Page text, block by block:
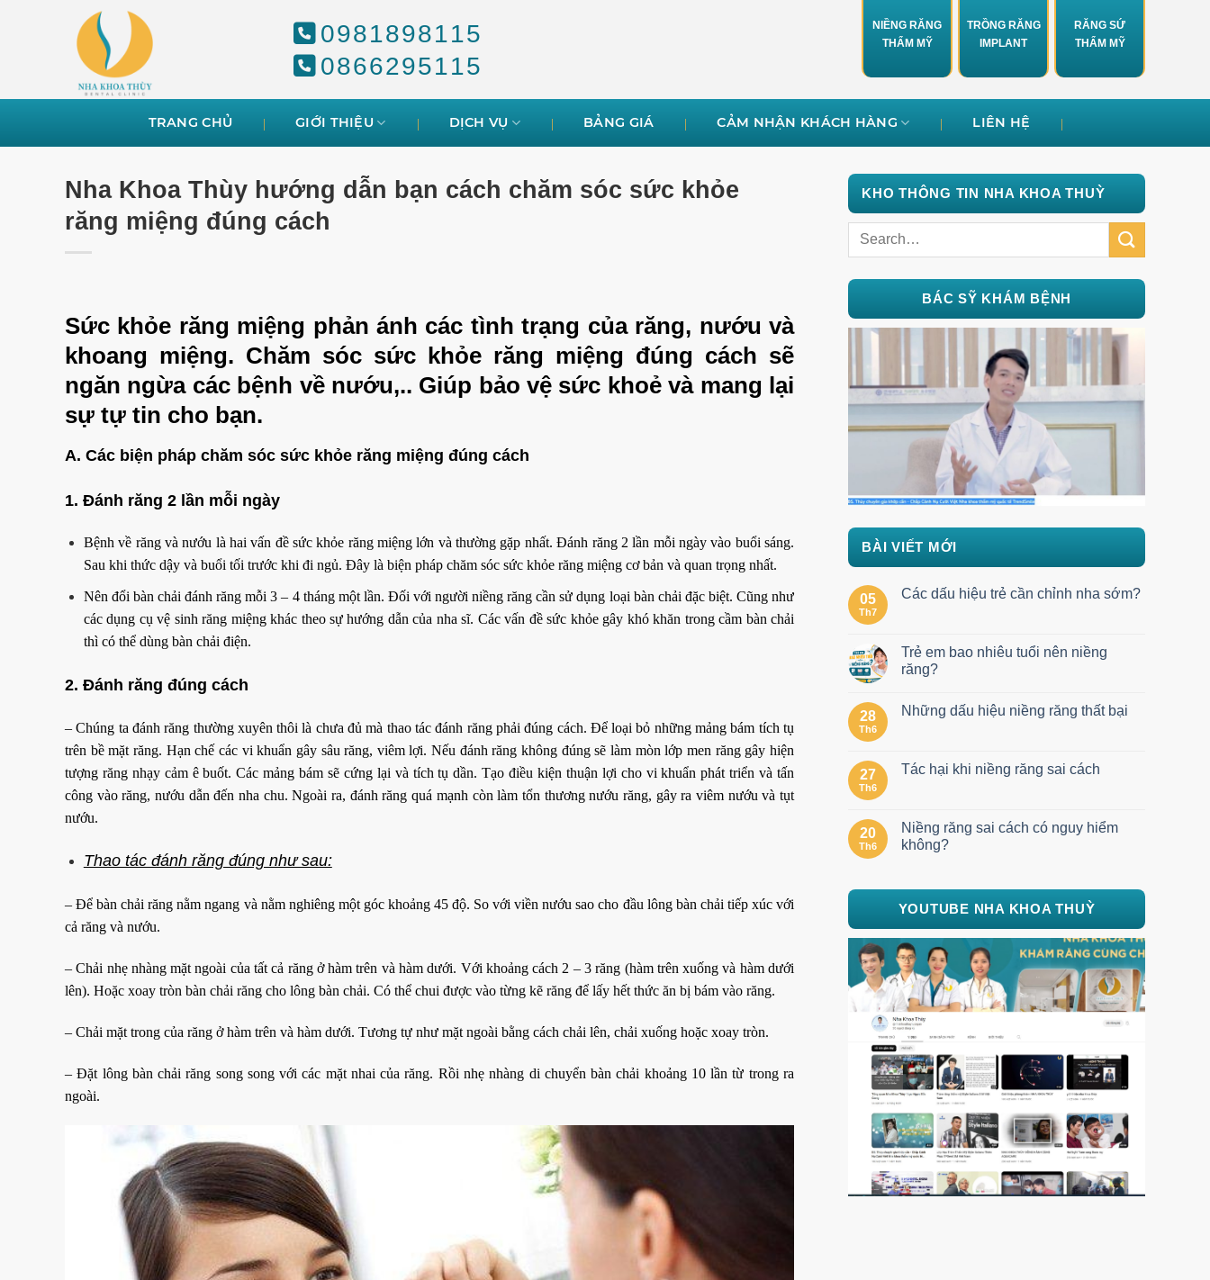
0981898115
0866295115
NIỀNG RĂNG
THẨM MỸ
TRỒNG RĂNG
IMPLANT
RĂNG SỨ
THẨM MỸ
TRANG CHỦ GIỚI THIỆU DỊCH VỤ BẢNG GIÁ CẢM NHẬN KHÁCH HÀNG LIÊN HỆ
Nha Khoa Thùy hướng dẫn bạn cách chăm sóc sức khỏe
răng miệng đúng cách
Sức khỏe răng miệng phản ánh các tình trạng của răng, nướu và
khoang miệng. Chăm sóc sức khỏe răng miệng đúng cách sẽ
ngăn ngừa các bệnh về nướu,.. Giúp bảo vệ sức khoẻ và mang lại
sự tự tin cho bạn.
A. Các biện pháp chăm sóc sức khỏe răng miệng đúng cách
1. Đánh răng 2 lần mỗi ngày
Bệnh về răng và nướu là hai vấn đề sức khỏe răng miệng lớn và thường gặp nhất. Đánh răng 2 lần mỗi ngày vào buổi sáng.
Sau khi thức dậy và buổi tối trước khi đi ngủ. Đây là biện pháp chăm sóc sức khỏe răng miệng cơ bản và quan trọng nhất.
Nên đổi bàn chải đánh răng mỗi 3 – 4 tháng một lần. Đối với người niềng răng cần sử dụng loại bàn chải đặc biệt. Cũng như
các dụng cụ vệ sinh răng miệng khác theo sự hướng dẫn của nha sĩ. Các vấn đề sức khỏe gây khó khăn trong cầm bàn chải
thì có thể dùng bàn chải điện.
2. Đánh răng đúng cách
– Chúng ta đánh răng thường xuyên thôi là chưa đủ mà thao tác đánh răng phải đúng cách. Để loại bỏ những mảng bám tích tụ
trên bề mặt răng. Hạn chế các vi khuẩn gây sâu răng, viêm lợi. Nếu đánh răng không đúng sẽ làm mòn lớp men răng gây hiện
tượng răng nhạy cảm ê buốt. Các mảng bám sẽ cứng lại và tích tụ dần. Tạo điều kiện thuận lợi cho vi khuẩn phát triển và tấn
công vào răng, nướu dẫn đến nha chu. Ngoài ra, đánh răng quá mạnh còn làm tổn thương nướu răng, gây ra viêm nướu và tụt
nướu.
Thao tác đánh răng đúng như sau:
– Để bàn chải răng nằm ngang và nằm nghiêng một góc khoảng 45 độ. So với viền nướu sao cho đầu lông bàn chải tiếp xúc với
cả răng và nướu.
– Chải nhẹ nhàng mặt ngoài của tất cả răng ở hàm trên và hàm dưới. Với khoảng cách 2 – 3 răng (hàm trên xuống và hàm dưới
lên). Hoặc xoay tròn bàn chải răng cho lông bàn chải. Có thể chui được vào từng kẽ răng để lấy hết thức ăn bị bám vào răng.
– Chải mặt trong của răng ở hàm trên và hàm dưới. Tương tự như mặt ngoài bằng cách chải lên, chải xuống hoặc xoay tròn.
– Đặt lông bàn chải răng song song với các mặt nhai của răng. Rồi nhẹ nhàng di chuyển bàn chải khoảng 10 lần từ trong ra
ngoài.
KHO THÔNG TIN NHA KHOA THUỲ
BÁC SỸ KHÁM BỆNH
BÀI VIẾT MỚI
05
Th7
Các dấu hiệu trẻ cần chỉnh nha sớm?
Trẻ em bao nhiêu tuổi nên niềng
răng?
28
Th6
Những dấu hiệu niềng răng thất bại
27
Th6
Tác hại khi niềng răng sai cách
20
Th6
Niềng răng sai cách có nguy hiểm
không?
YOUTUBE NHA KHOA THUỲ